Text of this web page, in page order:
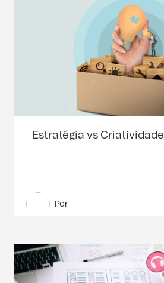
Estratégia vs Criatividade
Por